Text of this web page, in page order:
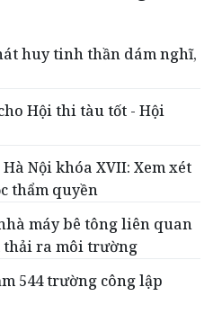
huy tinh thần dám nghĩ,
Hội thi tàu tốt - Hội
Nội khóa XVII: Xem xét
thẩm quyền
máy bê tông liên quan
thải ra môi trường
544 trường công lập